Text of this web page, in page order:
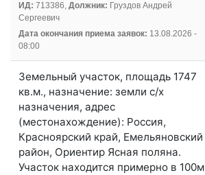
ИД: 713386, Должник: Груздов Андрей
Сергеевич
Дата окончания приема заявок: 13.08.2026 -
08:00
Земельный участок, площадь 1747
кв.м., назначение: земли с/х
назначения, адрес
(местонахождение): Россия,
Красноярский край, Емельяновский
район, Ориентир Ясная поляна.
Участок находится примерно в 100м